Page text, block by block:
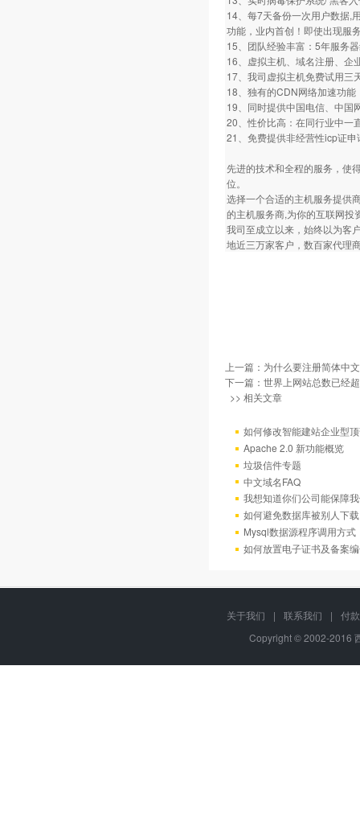
14、每7天备份一次用户数据,
功能，业内首创！即使出现服
15、团队经验丰富：5年服务
16、虚拟主机、域名注册、企
17、我司虚拟主机免费试用三
18、独有的CDN网络加速功
19、同时提供中国电信、中国
20、性价比高：在同行业中一
21、免费提供非经营性icp证
先进的技术和全程的服务，使
位。
选择一个合适的主机服务提供
的主机服务商,为你的互联网投
我司至成立以来，始终以为客
地近三万家客户，数百家代理
上一篇： 为什么要注册简体中
下一篇： 世界上网站总数已经
>> 相关文章
如何修改智能建站企业型
Apache 2.0 新功能概览
垃圾信件专题
中文域名FAQ
我想知道你们公司能保障
如何避免数据库被别人下
Mysql数据源程序调用方
如何放置电子证书及备案
关于我们 | 联系我们 |
付
Copyright © 2002-2016